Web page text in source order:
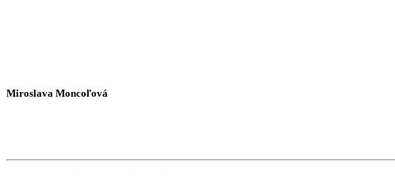
Miroslava Moncoľová